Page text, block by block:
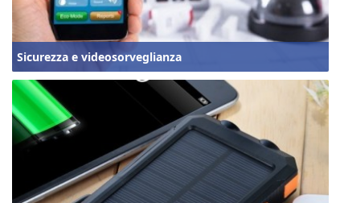
Sicurezza e videosorveglianza